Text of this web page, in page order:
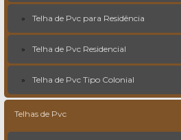
Telha de Pvc para Residência
Telha de Pvc Residencial
Telha de Pvc Tipo Colonial
Telhas de Pvc